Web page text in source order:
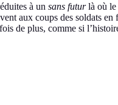
à un sans futurlà où le
aux coups des soldats
de plus, comme si